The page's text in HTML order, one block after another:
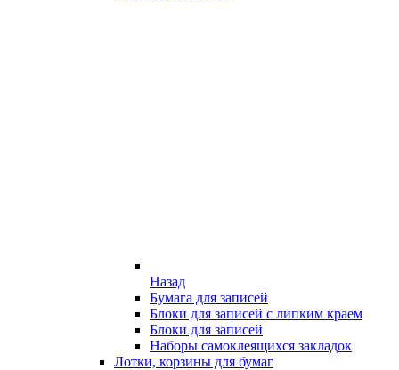
Назад
Бумага для записей
Блоки для записей с липким краем
Блоки для записей
Наборы самоклеящихся закладок
Лотки, корзины для бумаг